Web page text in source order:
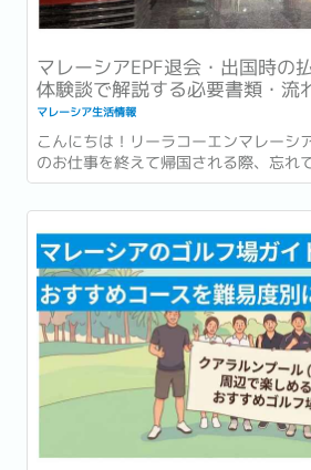
マレーシアEPF退会・出国時の
体験談で解説する必要書類・流
マレーシア生活情報
こんにちは！リーラコーエンマレーシ
のお仕事を終えて帰国される際、忘れ
ひとつが「EPFの払い戻し」です。...